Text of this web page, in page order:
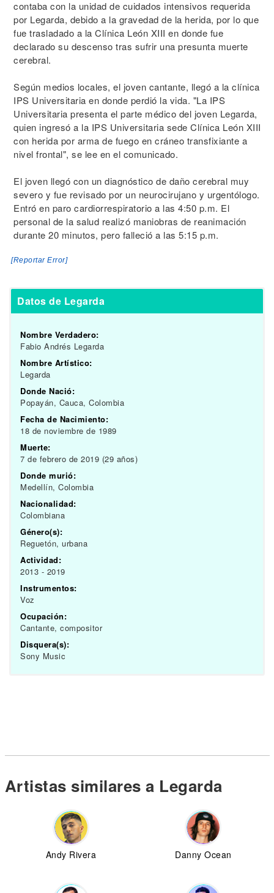
contaba con la unidad de cuidados intensivos requerida
por Legarda, debido a la gravedad de la herida, por lo que
fue trasladado a la Clínica León XIII en donde fue
declarado su descenso tras sufrir una presunta muerte
cerebral.
Según medios locales, el joven cantante, llegó a la clínica
IPS Universitaria en donde perdió la vida. "La IPS
Universitaria presenta el parte médico del joven Legarda,
quien ingresó a la IPS Universitaria sede Clínica León XIII
con herida por arma de fuego en cráneo transfixiante a
nivel frontal", se lee en el comunicado.
El joven llegó con un diagnóstico de daño cerebral muy
severo y fue revisado por un neurocirujano y urgentólogo.
Entró en paro cardiorrespiratorio a las 4:50 p.m. El
personal de la salud realizó maniobras de reanimación
durante 20 minutos, pero falleció a las 5:15 p.m.
[Reportar Error]
Datos de Legarda
Nombre Verdadero:
Fabio Andrés Legarda
Nombre Artístico:
Legarda
Donde Nació:
Popayán, Cauca, Colombia
Fecha de Nacimiento:
18 de noviembre de 1989
Muerte:
7 de febrero de 2019 (29 años)
Donde murió:
Medellín, Colombia
Nacionalidad:
Colombiana
Género(s):
Reguetón, urbana
Actividad:
2013 - 2019
Instrumentos:
Voz
Ocupación:
Cantante, compositor
Disquera(s):
Sony Music
Artistas similares a Legarda
Andy Rivera Danny Ocean